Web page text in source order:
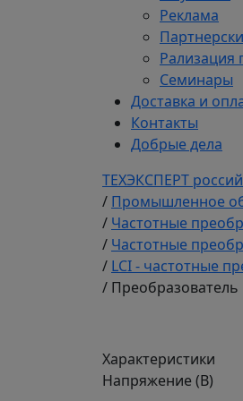
Реклама
Рализация
Семинары
Доставка и
Контакты
Добрые дела
ТЕХЭКСПЕРТ
/ Промышленное
/ Частотные
/ Частотные
/ LCI - частотные
/ Преобразователь
Характеристики
Напряжение (В)